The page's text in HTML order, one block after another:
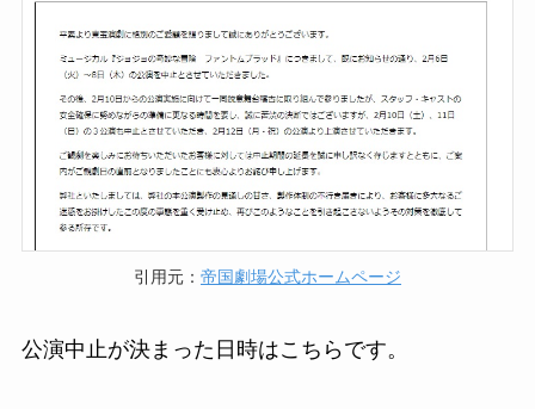
引用元： 帝国劇場公式ホームページ
公演中止が決まった日時はこちらです。